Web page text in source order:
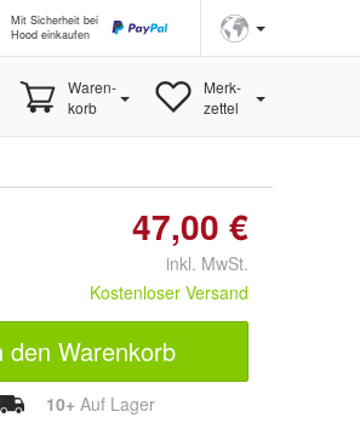
Mit Sicherheit bei
Hood einkaufen
Waren-
korb
Merk-
zettel
47,00 €
inkl. MwSt.
Kostenloser Versand
den Warenkorb
10+ Auf Lager